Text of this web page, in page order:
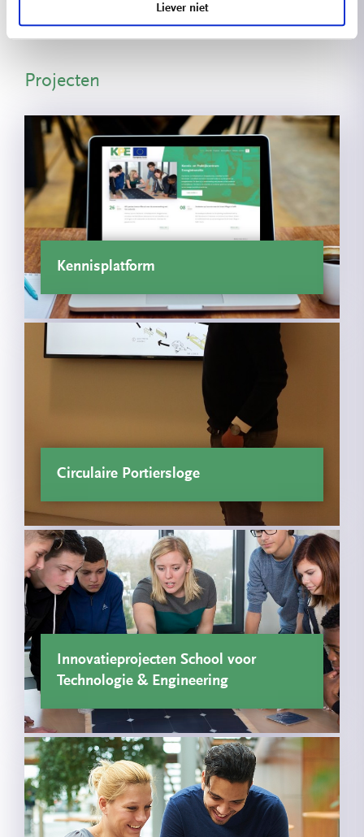
Liever niet
Projecten
Kennisplatform
Circulaire Portiersloge
Innovatieprojecten School voor
Technologie & Engineering